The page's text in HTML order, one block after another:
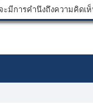
มีการคำนึงถึงความคิ